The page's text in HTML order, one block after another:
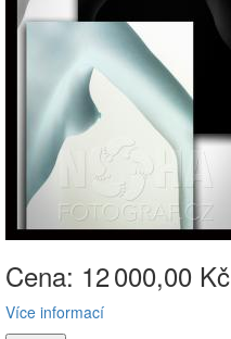
Cena: 12000,00 Kč
Více informací